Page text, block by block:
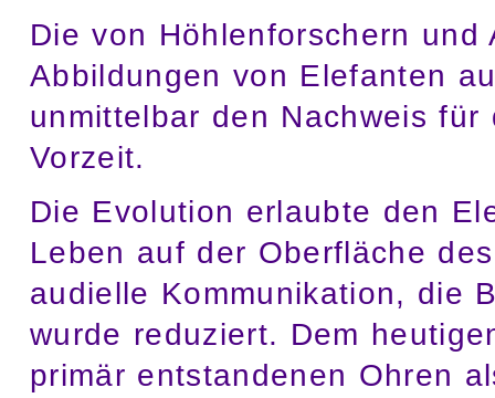
Die von Höhlenforschern
Abbildungen von Elefanten
unmittelbar den Nachweis
Vorzeit.
Die Evolution erlaubte den
Leben auf der Oberfläche
audielle Kommunikation, die
wurde reduziert. Dem
primär entstandenen Ohren